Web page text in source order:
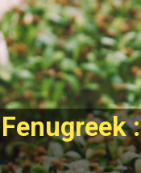
Fenugreek :